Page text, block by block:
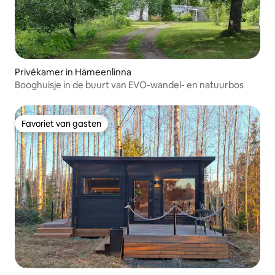
Privékamer in Hämeenlinna
Booghuisje in de buurt van EVO-wandel- en natuurbos
Favoriet van gasten
Favoriet van gasten